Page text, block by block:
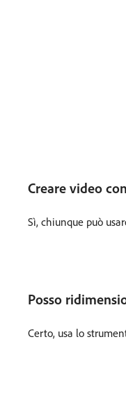
Creare video
Sì, chiunque può
Posso
Certo, usa lo